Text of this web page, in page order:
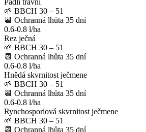
Padlí travní
🌱 BBCH 30 – 51
📆 Ochranná lhůta 35 dní
0.6-0.8 l/ha
Rez ječná
🌱 BBCH 30 – 51
📆 Ochranná lhůta 35 dní
0.6-0.8 l/ha
Hnědá skvrnitost ječmene
🌱 BBCH 30 – 51
📆 Ochranná lhůta 35 dní
0.6-0.8 l/ha
Rynchosporiová skvrnitost ječmene
🌱 BBCH 30 – 51
📆 Ochranná lhůta 35 dní